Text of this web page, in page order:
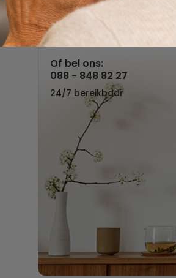
Vul hier uw wensen in
Of bel ons:
088 - 848 82 27
24/7 bereikbaar